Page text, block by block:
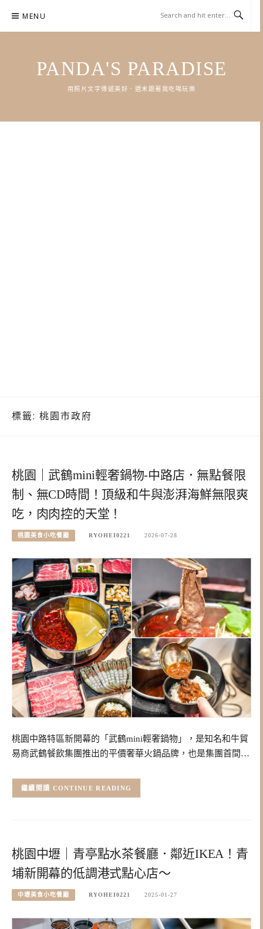
content
MENU
PANDA'S PARADISE
用照片文字傳遞美好．週末跟著我吃喝玩樂
標籤: 桃園市政府
桃園｜武鶴mini輕奢鍋物-中路店．無點餐限
制、無CD時間！頂級和牛與澎湃海鮮無限爽
吃，肉肉控的天堂！
桃園美食小吃餐廳 RYOHEI0221 2026-07-28
桃園中路特區新開幕的「武鶴mini輕奢鍋物」，是知名和牛貿
易商武鶴餐飲集團推出的平價奢華火鍋品牌，也是集團首間…
CONTINUE READING
桃園中壢｜青亭點水茶餐廳．鄰近IKEA！青
埔新開幕的低調港式點心店～
中壢美食小吃餐廳 RYOHEI0221 2025-01-27